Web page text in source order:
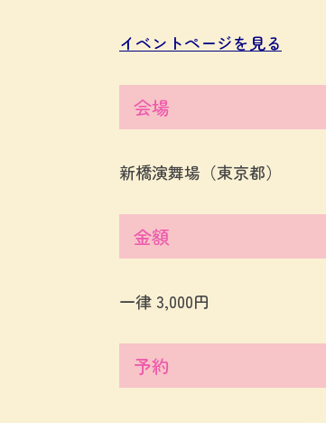
イベントページを見る
会場
新橋演舞場（東京都）
金額
一律 3,000円
予約